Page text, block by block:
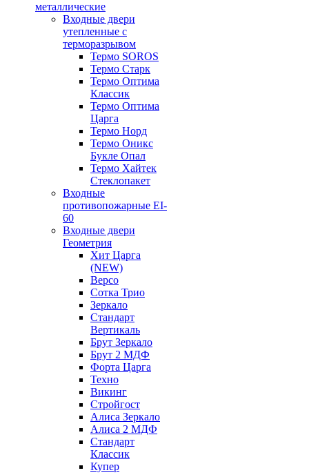
металлические
Входные двери
утепленные с
терморазрывом
Термо SOROS
Термо Старк
Термо Оптима
Классик
Термо Оптима
Царга
Термо Норд
Термо Оникс
Букле Опал
Термо Хайтек
Стеклопакет
Входные
противопожарные EI-
60
Входные двери
Геометрия
Хит Царга
(NEW)
Версо
Сотка Трио
Зеркало
Стандарт
Вертикаль
Брут Зеркало
Брут 2 МДФ
Форта Царга
Техно
Викинг
Стройгост
Алиса Зеркало
Алиса 2 МДФ
Стандарт
Классик
Купер